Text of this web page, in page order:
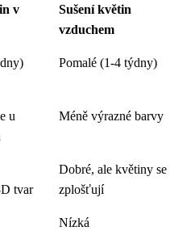
v
Sušení květin
vzduchem
Pomalé (1-4 týdny)
u
Méně výrazné barvy
tvar
Dobré, ale květiny se
zplošťují
Nízká